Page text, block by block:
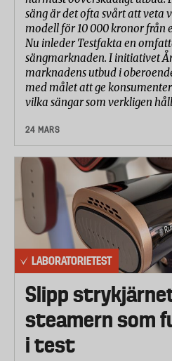
säng är det ofta svårt att veta
modell för 10 000 kronor från
Nu inleder Testfakta en
sängmarknaden. I initiativet
marknadens utbud i
med målet att ge
vilka sängar som verkligen
24 MARS
LABORATORIETEST
Slipp
steamern som
i test